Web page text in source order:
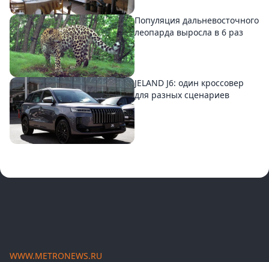
Популяция дальневосточного
леопарда выросла в 6 раз
JELAND J6: один кроссовер
для разных сценариев
WWW.METRONEWS.RU